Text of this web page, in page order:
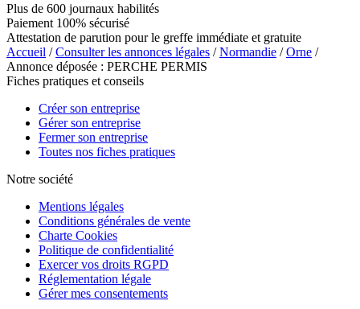
Plus de 600 journaux habilités
Paiement 100% sécurisé
Attestation de parution pour le greffe immédiate et gratuite
Accueil /Consulter les annonces légales /Normandie /Orne /
Annonce déposée : PERCHE PERMIS
Fiches pratiques et conseils
Créer son entreprise
Gérer son entreprise
Fermer son entreprise
Toutes nos fiches pratiques
Notre société
Mentions légales
Conditions générales de vente
Charte Cookies
Politique de confidentialité
Exercer vos droits RGPD
Réglementation légale
Gérer mes consentements